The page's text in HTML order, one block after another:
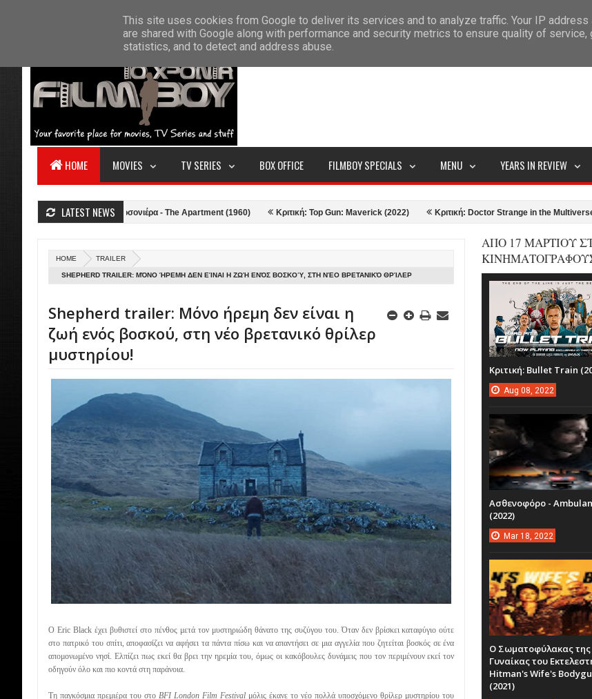
HOME ABOUT US CONTACT SITEMAP
HOME MOVIES TV SERIES BOX OFFICE FILMBOY SPECIALS MENU YEARS IN REVIEW
LATEST NEWS
Κριτική: Η Γκαρσονιέρα - The Apartment (1960) Κριτική: Top Gun: Maverick (2022) Κριτική: Doctor Strange in the Multiverse of
HOME TRAILER
SHEPHERD TRAILER: ΜΌΝΟ ΉΡΕΜΗ ΔΕΝ ΕΊΝΑΙ Η ΖΩΉ ΕΝΌΣ ΒΟΣΚΟΎ, ΣΤΗ ΝΈΟ ΒΡΕΤΑΝΙΚΌ ΘΡΊΛΕΡ
Shepherd trailer: Μόνο ήρεμη δεν είναι η
ζωή ενός βοσκού, στη νέο βρετανικό θρίλερ
μυστηρίου!
Ο Eric Black έχει βυθιστεί στο πένθος μετά τον μυστηριώδη θάνατο της συζύγου του. Όταν δεν βρίσκει καταφύγιο ούτε
στο πατρικό του σπίτι, αποφασίζει να αφήσει τα πάντα πίσω και να απαντήσει σε μια αγγελία που ζητείται βοσκός σε ένα
απομονωμένο νησί. Ελπίζει πως εκεί θα βρει την ηρεμία του, όμως οι κακόβουλες δυνάμεις που τον περιμένουν εκεί τον
οδηγούν όλο και πιο κοντά στη παράνοια.
Τη παγκόσμια πρεμιέρα του στοBFI London Film Festival μόλις έκανε το νέο πολλά υποσχόμενο θρίλερ μυστηρίου του
ΑΠΟ 17 ΜΑΡΤΙΟΥ
Κριτική: Bullet Train
Aug 08, 2022
Ασθενοφόρο -
(2022)
Mar 18, 2022
Ο Σωματοφύλακας της
Γυναίκας του
Hitman's Wife's
(2021)
This site uses cookies from Google to deliver its services and to analyze traffic. Your IP address
are shared with Google along with performance and security metrics to ensure quality of service,
statistics, and to detect and address abuse.